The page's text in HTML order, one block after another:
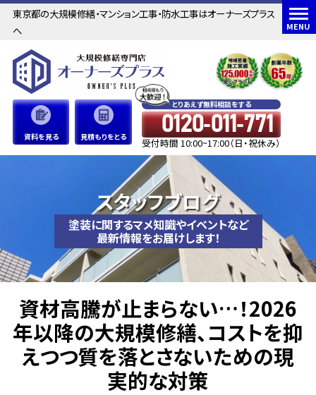
MENU
東京都の大規模修繕・マンション工事・防水工事はオーナーズプラス
へ
資料を見る 見積もりをとる
とりあえず無料相談をする
0120-011-771
受付時間 10:00~17:00（日・祝休み）
スタッフブログ
塗装に関するマメ知識やイベントなど
最新情報をお届けします！
資材高騰が止まらない…！2026
年以降の大規模修繕、コストを抑
えつつ質を落とさないための現
実的な対策